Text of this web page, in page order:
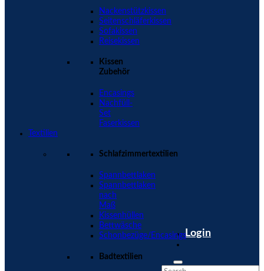
Nackenstützkissen
Seitenschläferkissen
Sofakissen
Reisekissen
Kissen
Zubehör
Encasings
Nachfüll-
Set
Faserkissen
Textilien
Schlafzimmertextilien
Spannbettlaken
Spannbettlaken
nach
Maß
Kissenhüllen
Bettwäsche
Schonbezüge/Encasings
Badtextilien
Login